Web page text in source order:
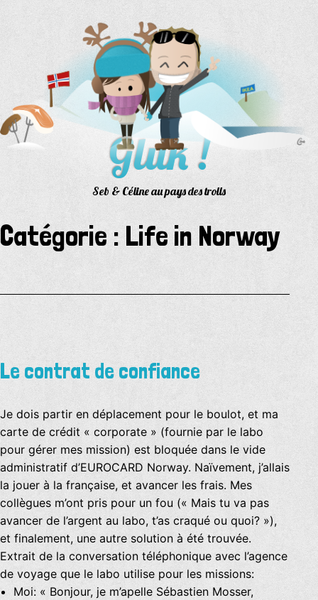
Gluk !
Seb & Céline au pays des trolls
Catégorie : Life in Norway
Le contrat de confiance
Je dois partir en déplacement pour le boulot, et ma
carte de crédit « corporate » (fournie par le labo
pour gérer mes mission) est bloquée dans le vide
administratif d’EUROCARD Norway. Naïvement, j’allais
la jouer à la française, et avancer les frais. Mes
collègues m’ont pris pour un fou (« Mais tu va pas
avancer de l’argent au labo, t’as craqué ou quoi? »),
et finalement, une autre solution à été trouvée.
Extrait de la conversation téléphonique avec l’agence
de voyage que le labo utilise pour les missions:
Moi: « Bonjour, je m’apelle Sébastien Mosser,